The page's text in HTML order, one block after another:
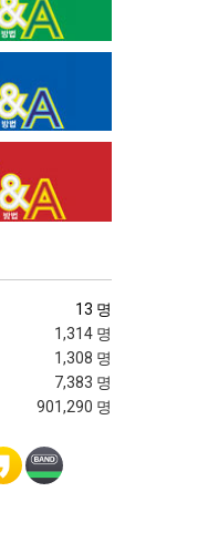
13 명
1,314 명
1,308 명
7,383 명
901,290 명